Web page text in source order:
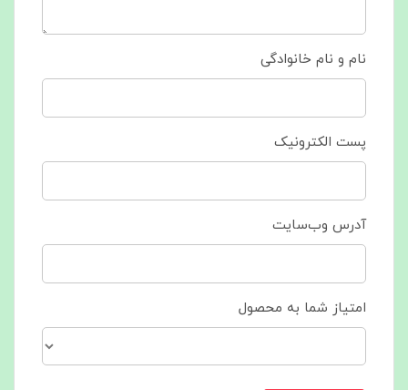
نام و نام خانوادگی
پست الکترونیک
آدرس وب‌سایت
امتیاز شما به محصول